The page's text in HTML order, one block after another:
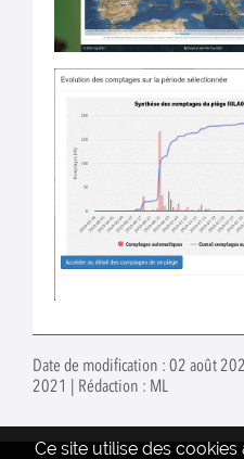
Date de modification : 02 août
2021 | Rédaction : ML
Ce site utilise des